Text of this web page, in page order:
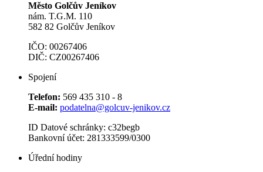
Město Golčův Jeníkov
nám. T.G.M. 110
582 82 Golčův Jeníkov
IČO: 00267406
DIČ: CZ00267406
Spojení
Telefon: 569 435 310 - 8
E-mail: podatelna@golcuv-jenikov.cz
ID Datové schránky: c32begb
Bankovní účet: 281333599/0300
Úřední hodiny